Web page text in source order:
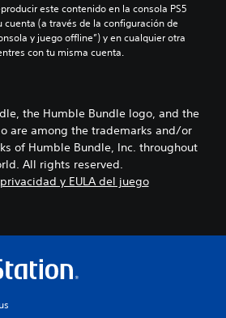
este contenido en la consola PS5
cuenta (a través de la configuración de
y juego offline”) y en cualquier otra
con tu misma cuenta.
the Humble Bundle logo, and the
are among the trademarks and/or
of Humble Bundle, Inc. throughout
All rights reserved.
y EULA del juego